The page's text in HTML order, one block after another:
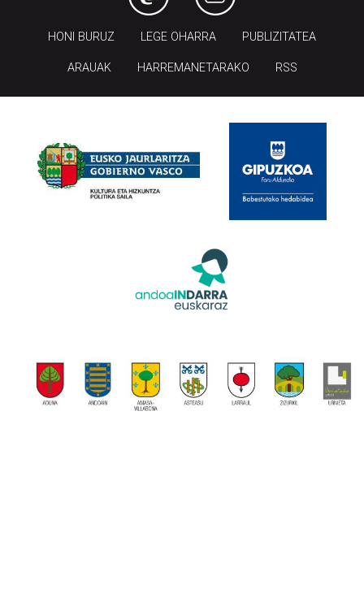
HONI BURUZ LEGE OHARRA PUBLIZITATEA
ARAUAK HARREMANETARAKO RSS